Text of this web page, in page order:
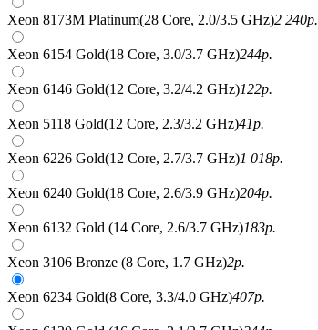
Xeon 8173M Platinum(28 Core, 2.0/3.5 GHz)2 240р.
Xeon 6154 Gold(18 Core, 3.0/3.7 GHz)244р.
Xeon 6146 Gold(12 Core, 3.2/4.2 GHz)122р.
Xeon 5118 Gold(12 Core, 2.3/3.2 GHz)41р.
Xeon 6226 Gold(12 Core, 2.7/3.7 GHz)1 018р.
Xeon 6240 Gold(18 Core, 2.6/3.9 GHz)204р.
Xeon 6132 Gold (14 Core, 2.6/3.7 GHz)183р.
Xeon 3106 Bronze (8 Core, 1.7 GHz)2р.
Xeon 6234 Gold(8 Core, 3.3/4.0 GHz)407р.